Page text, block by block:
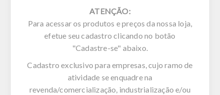
ATENÇÃO:
Para acessar os produtos e preços da nossa loja,
efetue seu cadastro clicando no botão
"Cadastre-se" abaixo.
Cadastro exclusivo para empresas, cujo ramo de
atividade se enquadre na
revenda/comercialização, industrialização e/ou